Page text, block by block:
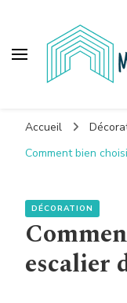
Accueil
Comment bien
DÉCORATION
escalier